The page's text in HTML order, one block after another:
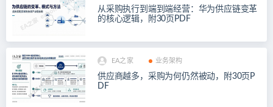
从采购执行到端到端经营：华为供应链变革
的核心逻辑，附30页PDF
EA之家 业务架构
供应商越多，采购为何仍然被动，附30页P
DF